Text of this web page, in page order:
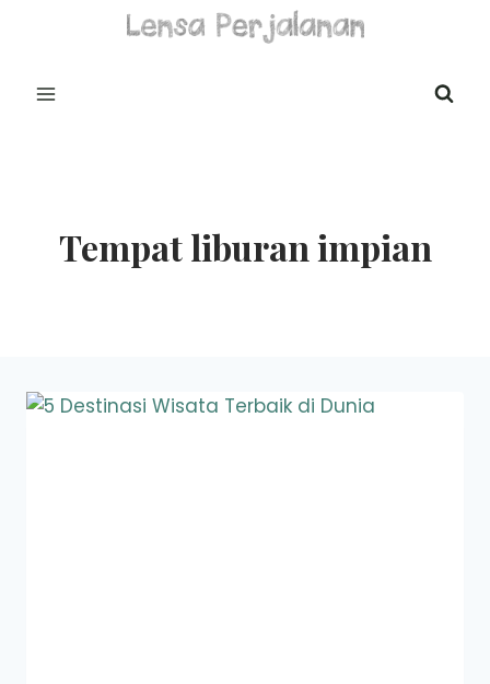
Tempat liburan impian